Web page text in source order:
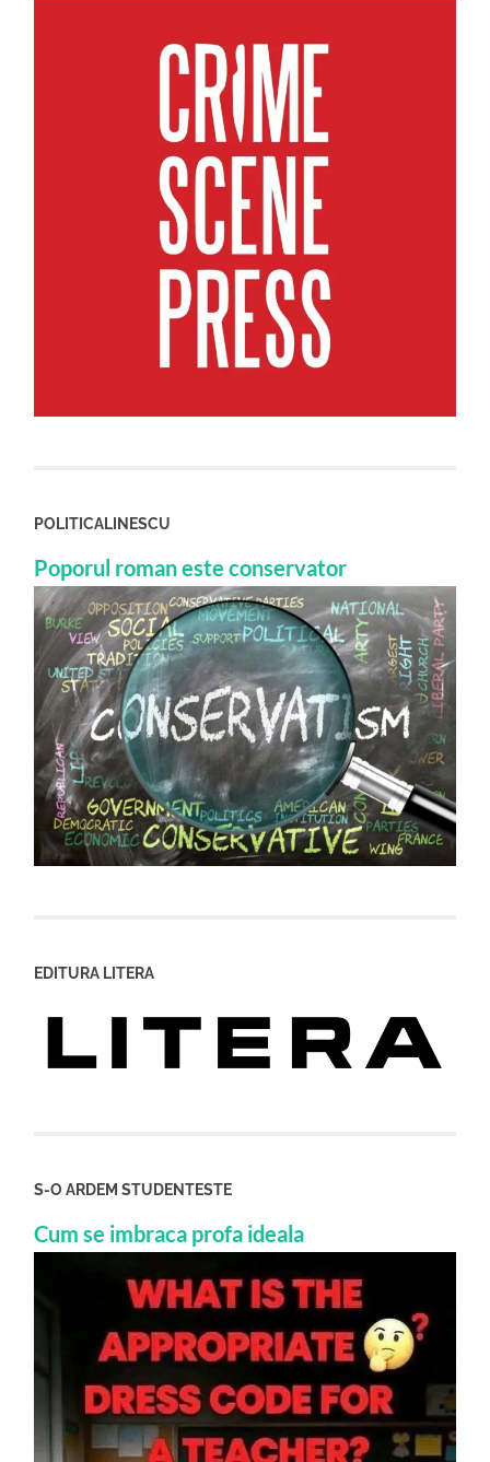
POLITICALINESCU
Poporul roman este conservator
EDITURA LITERA
S-O ARDEM STUDENTESTE
Cum se imbraca profa ideala